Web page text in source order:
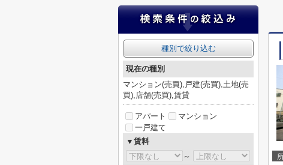
種別で絞り込む
現在の種別
マンション(売買),戸建(売買),土地(売
買),店舗(売買),賃貸
アパート
マンション
一戸建て
▼賃料
～